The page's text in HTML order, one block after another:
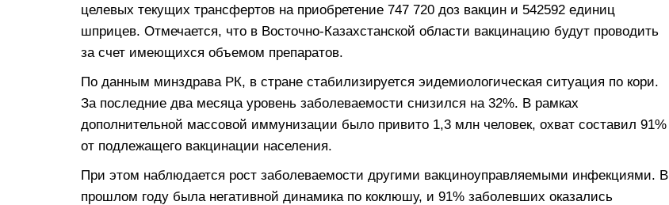
целевых текущих трансфертов на приобретение 747 720 доз вакцин и 542592 единиц
шприцев. Отмечается, что в Восточно-Казахстанской области вакцинацию будут проводить
за счет имеющихся объемом препаратов.
По данным минздрава РК, в стране стабилизируется эидемиологическая ситуация по кори.
За последние два месяца уровень заболеваемости снизился на 32%. В рамках
дополнительной массовой иммунизации было привито 1,3 млн человек, охват составил 91%
от подлежащего вакцинации населения.
При этом наблюдается рост заболеваемости другими вакциноуправляемыми инфекциями. В
прошлом году была негативной динамика по коклюшу, и 91% заболевших оказались